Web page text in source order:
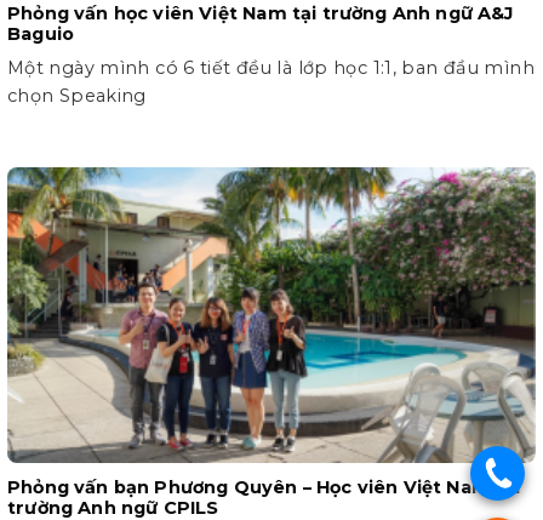
Phỏng vấn học viên Việt Nam tại trường Anh ngữ A&J
Baguio
Một ngày mình có 6 tiết đều là lớp học 1:1, ban đầu mình
chọn Speaking
Phỏng vấn bạn Phương Quyên – Học viên Việt Nam tại
trường Anh ngữ CPILS
.